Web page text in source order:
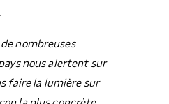
nombreuses
nous alertent sur
faire la lumière sur